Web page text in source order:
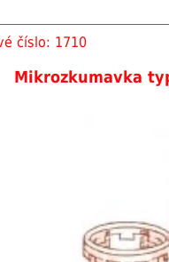
číslo: 1710
Mikrozkumavka